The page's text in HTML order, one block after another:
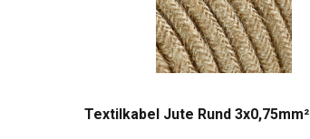
Textilkabel Jute Rund 3x0,75mm²